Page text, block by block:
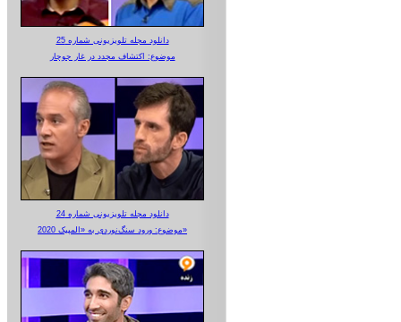
دانلود مجله تلویزیونی شماره 25
موضوع: اکتشاف مجدد در غار جوجار
دانلود مجله تلویزیونی شماره 24
موضوع: ورود سنگ‌نوردی به «المپیک 2020»